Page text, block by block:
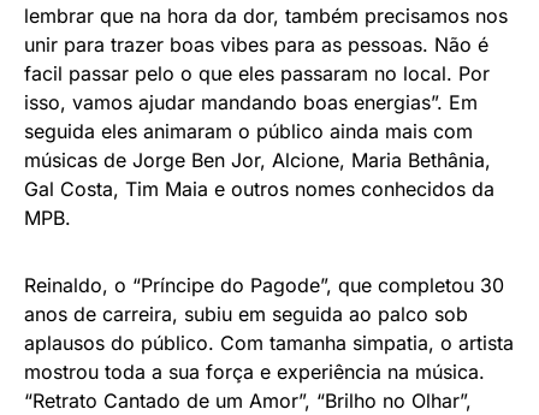
lembrar que na hora da dor, também precisamos nos
unir para trazer boas vibes para as pessoas. Não é
facil passar pelo o que eles passaram no local. Por
isso, vamos ajudar mandando boas energias”. Em
seguida eles animaram o público ainda mais com
músicas de Jorge Ben Jor, Alcione, Maria Bethânia,
Gal Costa, Tim Maia e outros nomes conhecidos da
MPB.
Reinaldo, o “Príncipe do Pagode”, que completou 30
anos de carreira, subiu em seguida ao palco sob
aplausos do público. Com tamanha simpatia, o artista
mostrou toda a sua força e experiência na música.
“Retrato Cantado de um Amor”, “Brilho no Olhar”,